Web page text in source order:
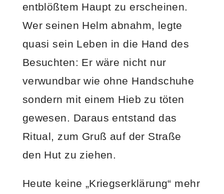
entblößtem Haupt zu erscheinen.
Wer seinen Helm abnahm, legte
quasi sein Leben in die Hand des
Besuchten: Er wäre nicht nur
verwundbar wie ohne Handschuhe
sondern mit einem Hieb zu töten
gewesen. Daraus entstand das
Ritual, zum Gruß auf der Straße
den Hut zu ziehen.
Heute keine „Kriegserklärung“ mehr